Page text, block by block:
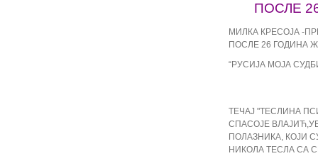
ПОСЛЕ
МИЛКА КРЕСОЈА -
ПОСЛЕ 26 ГОДИНА
“РУСИЈА МОЈА
ТЕЧАЈ "ТЕСЛИНА
СПАСОЈЕ
ПОЛАЗНИКА, КОЈИ
НИКОЛА ТЕСЛА СА